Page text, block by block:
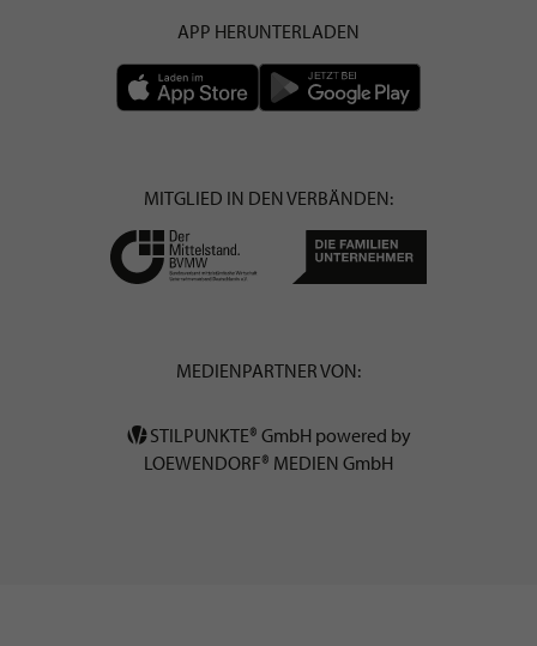
APP HERUNTERLADEN
MITGLIED IN DEN VERBÄNDEN:
MEDIENPARTNER VON:
STILPUNKTE® GmbH powered by
LOEWENDORF® MEDIEN GmbH